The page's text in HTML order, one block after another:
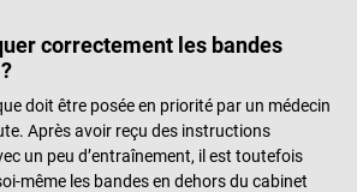
correctement les bandes
doit être posée en priorité par un médecin
Après avoir reçu des instructions
un peu d’entraînement, il est toutefois
même les bandes en dehors du cabinet